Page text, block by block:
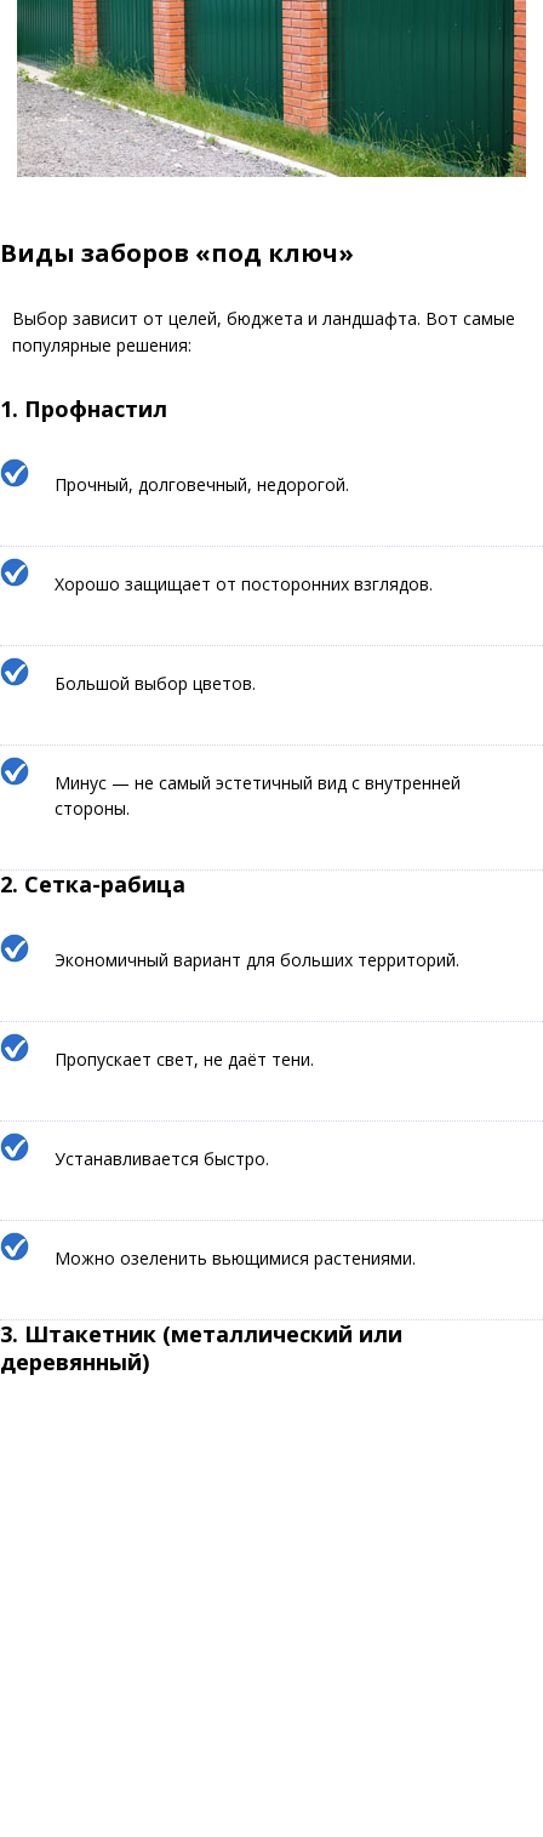
Виды заборов «под ключ»
Выбор зависит от целей, бюджета и ландшафта. Вот самые
популярные решения:
1. Профнастил
Прочный, долговечный, недорогой.
Хорошо защищает от посторонних взглядов.
Большой выбор цветов.
Минус — не самый эстетичный вид с внутренней
стороны.
2. Сетка-рабица
Экономичный вариант для больших территорий.
Пропускает свет, не даёт тени.
Устанавливается быстро.
Можно озеленить вьющимися растениями.
3. Штакетник (металлический или
деревянный)